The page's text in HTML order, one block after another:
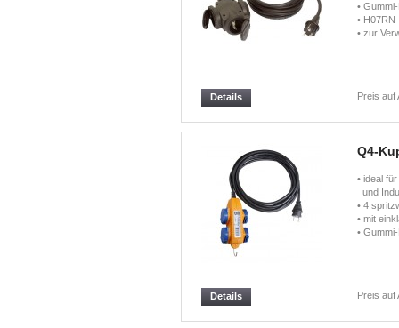
•
•
• zur
Preis auf
Details
Q4-
• ideal
und
• 4
• mit
•
Preis auf
Details